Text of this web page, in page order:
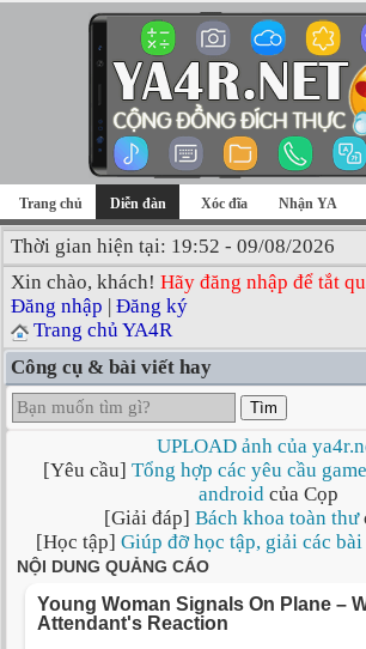
Trang chủ Diễn đàn Xóc đĩa Nhận YA
Thời gian hiện tại: 19:52 - 09/08/2026
Xin chào, khách! Hãy đăng nhập để tắt
Đăng nhập | Đăng ký
Trang chủ YA4R
Công cụ & bài viết hay
Tìm
UPLOAD ảnh của
[Yêu cầu] Tổng hợp các yêu cầu
androidcủa Cọp
[Giải đáp] Bách khoa toàn thư
[Học tập] Giúp đỡ học tập, giải các